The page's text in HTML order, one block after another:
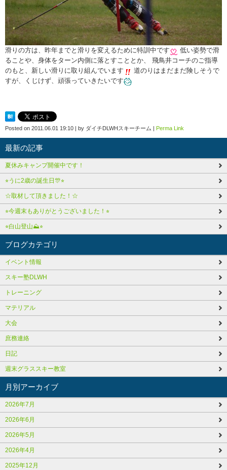
滑りの方は、昨年までと滑りを変えるために特訓中です
低い姿勢で滑
ることや、身体をターン内側に落とすこととか、 飛鳥井コーチのご指導
のもと、新しい滑りに取り組んでいます
道のりはまだまだ険しそうで
すが、くじけず、頑張っていきたいです
Posted on 2011.06.01 19:10 | by ダイチDLWHスキーチーム | Perma Link
最新の記事
夏休みキャンプ開催中です！
⭐︎うに2歳の誕生日🎊⭐︎
☆取材して頂きました！☆
⭐︎今週末もありがとうございました！⭐︎
⭐︎白山登山⛰️⭐︎
ブログカテゴリ
イベント情報
スキー塾DLWH
トレーニング
マテリアル
大会
庶務連絡
日記
週末グラススキー教室
月別アーカイブ
2026年7月
2026年6月
2026年5月
2026年4月
2025年12月